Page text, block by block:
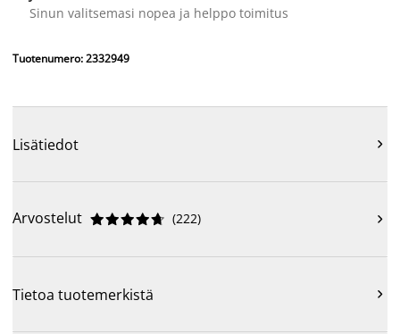
Sinun valitsemasi nopea ja helppo toimitus
Tuotenumero: 2332949
Lisätiedot 
Arvostelut 




 (222) 
Tietoa tuotemerkistä 